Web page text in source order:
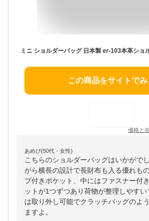
この商品をサイトでみ
価格と
あめぴ(50代・女性)
こちらのショルダーバッグはいかがで
がら横長の設計で長財布も入る優れも
プ付きポケット、中にはファスナー付
ットが1つずつあり荷物が整理しやすい
は取り外し可能でクラッチバッグのよ
ますよ。